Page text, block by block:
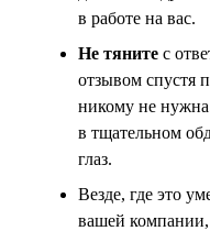
в работе на вас.
Не тяните с
отзывом спустя
никому не
в тщательном
глаз.
Везде, где это
вашей